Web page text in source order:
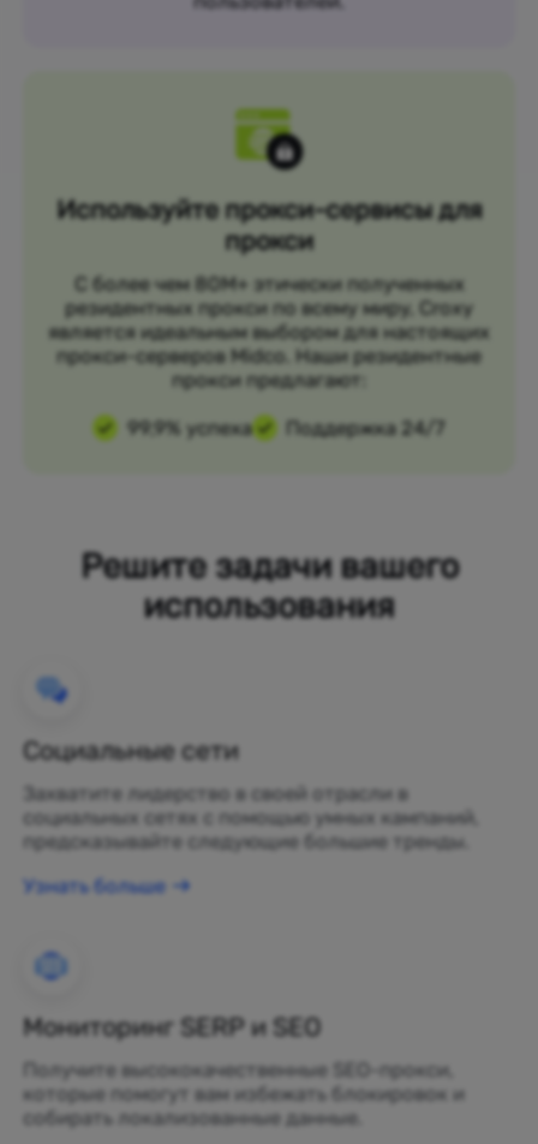
Используйте прокси-сервисы для
прокси
С более чем 80M+ этически полученных
резидентных прокси по всему миру, Croxy
является идеальным выбором для настоящих
прокси-серверов Midco. Наши резидентные
прокси предлагают:
99,9% успеха
Поддержка 24/7
Решите задачи вашего
использования
Социальные сети
Захватите лидерство в своей отрасли в
социальных сетях с помощью умных кампаний,
предсказывайте следующие большие тренды.
Узнать больше
Мониторинг SERP и SEO
Получите высококачественные SEO-прокси,
которые помогут вам избежать блокировок и
собирать локализованные данные.